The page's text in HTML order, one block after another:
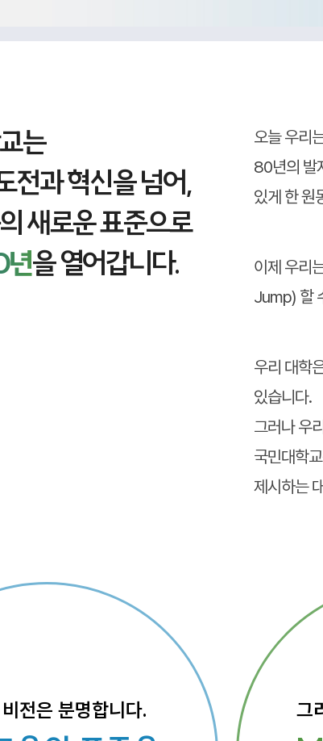
는
전과 혁신을 넘어,
새로운 표준으로
을 열어갑니다.
오늘 우리
80년의 발
있게 한 원
이제 우리
Jump) 할
우리 대학
있습니다.
그러나 우
국민대학
제시하는
전은 분명합니다. 그